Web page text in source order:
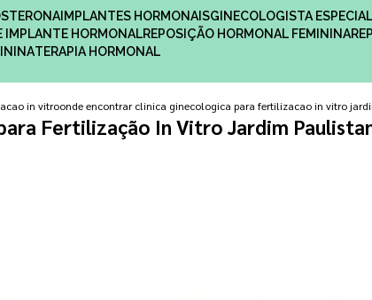
IMPLANTES HORMONAIS
GINECOLOGISTA
IMPLANTE HORMONAL
REPOSIÇÃO HORMONAL FEMININA
TERAPIA HORMONAL
in vitroonde encontrar clinica ginecologica para fertilizacao in vitro
Fertilização In Vitro Jardim